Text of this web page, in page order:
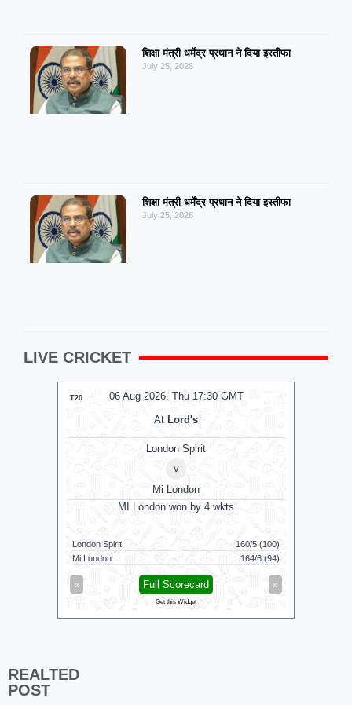
शिक्षा मंत्री धर्मेंद्र प्रधान ने दिया इस्तीफा
July 25, 2026
शिक्षा मंत्री धर्मेंद्र प्रधान ने दिया इस्तीफा
July 25, 2026
LIVE CRICKET
06 Aug 2026, Thu 17:30 GMT
T20
At Lord's
London Spirit
v
Mi London
MI London won by 4 wkts
London Spirit
160/5 (100)
Mi London
164/6 (94)
« »
Full Scorecard
Get this Widget
REALTED
POST